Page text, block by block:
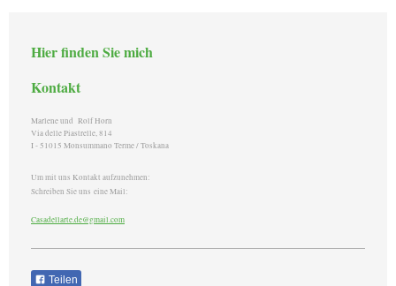
Hier finden Sie mich
Kontakt
Marlene und Rolf Horn
Via delle Piastrelle, 814
I - 51015 Monsummano Terme / Toskana
Um mit uns Kontakt aufzunehmen:
Schreiben Sie uns eine Mail:
Casadellarte.de@gmail.com
Teilen